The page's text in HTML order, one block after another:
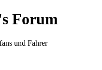
Forum
und Fahrer